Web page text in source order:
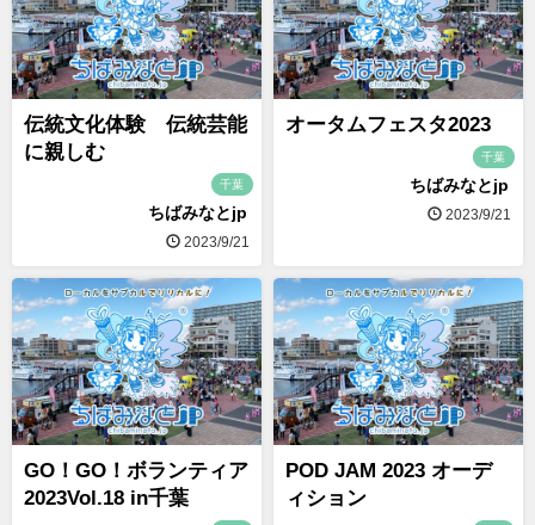
伝統文化体験 伝統芸能
に親しむ
千葉
ちばみなとjp
2023/9/21
オータムフェスタ2023
千葉
ちばみなとjp
2023/9/21
GO！GO！ボランティア
2023Vol.18 in千葉
POD JAM 2023 オーデ
ィション